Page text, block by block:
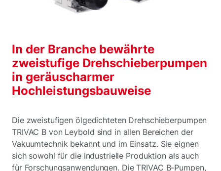
In der Branche bewährte
zweistufige Drehschieberpumpen
in geräuscharmer
Hochleistungsbauweise
Die zweistufigen ölgedichteten Drehschieberpumpen
TRIVAC B von Leybold sind in allen Bereichen der
Vakuumtechnik bekannt und im Einsatz. Sie eignen
sich sowohl für die industrielle Produktion als auch
für Forschungsanwendungen. Die TRIVAC B-Pumpen,